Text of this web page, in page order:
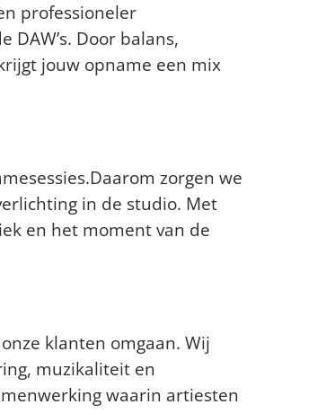
professioneler
Door balans,
jouw opname een mix
zorgen we
in de studio. Met
en het moment van de
klanten omgaan. Wij
muzikaliteit en
waarin artiesten